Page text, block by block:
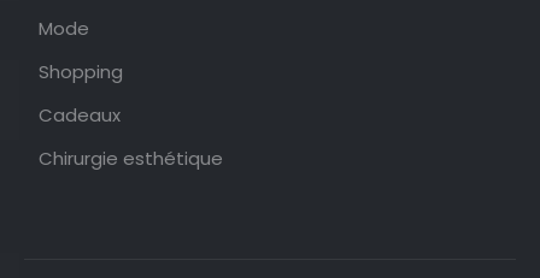
Mode
Shopping
Cadeaux
Chirurgie esthétique